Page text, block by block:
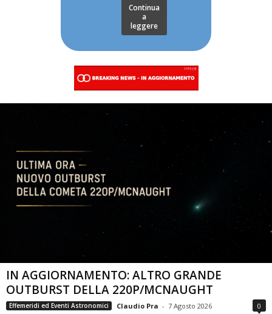
Continua
a
leggere
IN AGGIORNAMENTO: ALTRO GRANDE
OUTBURST DELLA 220P/MCNAUGHT
Effemeridi ed Eventi Astronomici Claudio Pra - 7 Agosto 2026 0